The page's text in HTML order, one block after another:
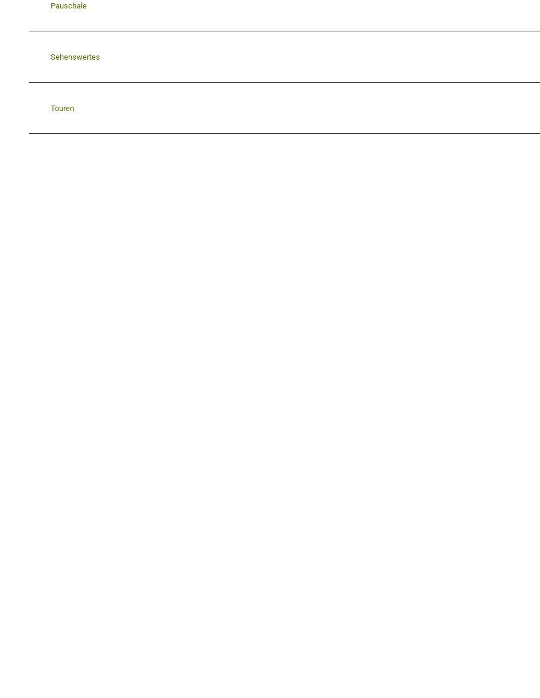
Pauschale
Sehenswertes
Touren